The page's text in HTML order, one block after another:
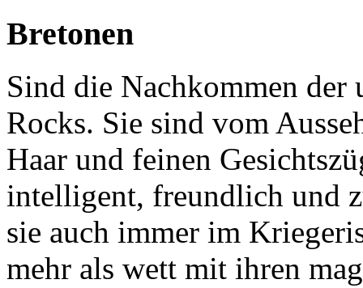
Bretonen
Sind die Nachkommen
Rocks. Sie sind vom
Haar und feinen
intelligent, freundlich und
sie auch immer im
mehr als wett mit ihren